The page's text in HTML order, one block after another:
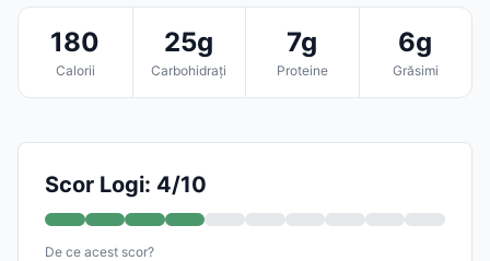
180
Calorii
25g
Carbohidrați
7g
Proteine
6g
Grăsimi
Scor Logi: 4/10
De ce acest scor?